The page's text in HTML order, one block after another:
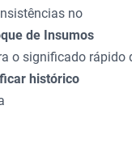
no
de Insumos
o significado rápido
histórico